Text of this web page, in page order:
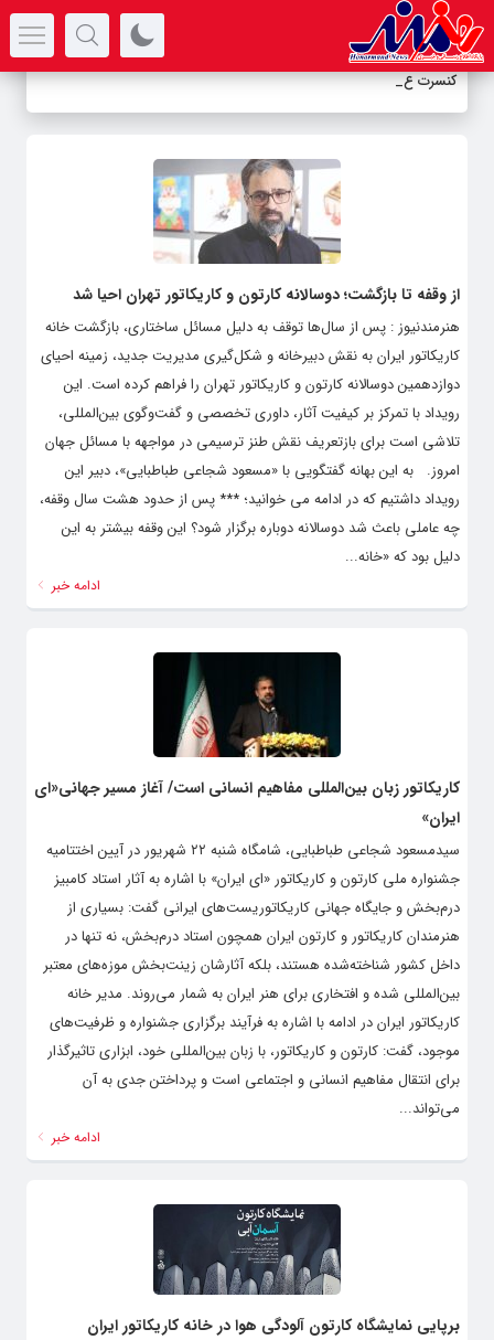
کنسرت علی قم-
از وقفه تا بازگشت؛ دوسالانه کارتون و کاریکاتور تهران احیا شد
هنرمندنیوز : پس از سال‌ها توقف به دلیل مسائل ساختاری، بازگشت خانه
کاریکاتور ایران به نقش دبیرخانه و شکل‌گیری مدیریت جدید، زمینه احیای
دوازدهمین دوسالانه کارتون و کاریکاتور تهران را فراهم کرده است. این
رویداد با تمرکز بر کیفیت آثار، داوری تخصصی و گفت‌وگوی بین‌المللی،
تلاشی است برای بازتعریف نقش طنز ترسیمی در مواجهه با مسائل جهان
امروز. به این بهانه گفتگویی با «مسعود شجاعی طباطبایی»، دبیر این
رویداد داشتیم که در ادامه می خوانید؛ *** پس از حدود هشت سال وقفه،
چه عاملی باعث شد دوسالانه دوباره برگزار شود؟ این وقفه بیشتر به این
دلیل بود که «خانه...
ادامه خبر
کاریکاتور زبان بین‌المللی مفاهیم انسانی است/ آغاز مسیر جهانی«ای
ایران»
سیدمسعود شجاعی طباطبایی، شامگاه شنبه ۲۲ شهریور در آیین اختتامیه
جشنواره ملی کارتون و کاریکاتور «ای ایران» با اشاره به آثار استاد کامبیز
درم‌بخش و جایگاه جهانی کاریکاتوریست‌های ایرانی گفت: بسیاری از
هنرمندان کاریکاتور و کارتون ایران همچون استاد درم‌بخش، نه تنها در
داخل کشور شناخته‌شده هستند، بلکه آثارشان زینت‌بخش موزه‌های معتبر
بین‌المللی شده و افتخاری برای هنر ایران به شمار می‌روند. مدیر خانه
کاریکاتور ایران در ادامه با اشاره به فرآیند برگزاری جشنواره و ظرفیت‌های
موجود، گفت: کارتون و کاریکاتور، با زبان بین‌المللی خود، ابزاری تاثیرگذار
برای انتقال مفاهیم انسانی و اجتماعی است و پرداختن جدی به آن
می‌تواند...
ادامه خبر
برپایی نمایشگاه کارتون آلودگی هوا در خانه کاریکاتور ایران